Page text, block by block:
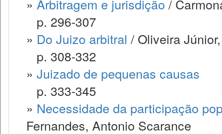
» Arbitragem e jurisdição /
p. 296-307
» Do Juizo arbitral / Oliveira
p. 308-332
» Juizado de pequenas causas
p. 333-345
» Necessidade da participação
Fernandes, Antonio Scarance